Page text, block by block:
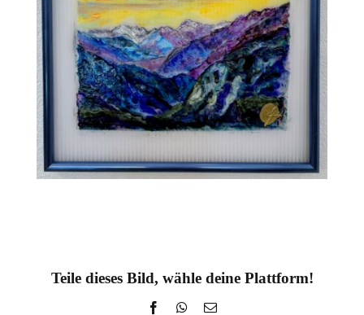
Teile dieses Bild, wähle deine Plattform!
FacebookWhatsApp
E-